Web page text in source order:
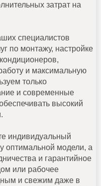
затрат на
специалистов
по монтажу, настройке
и максимальную
только
и современные
высокий
индивидуальный
оптимальной модели, а
и гарантийное
или рабочее
и свежим даже в